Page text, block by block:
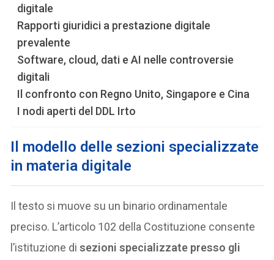
digitale
Rapporti giuridici a prestazione digitale
prevalente
Software, cloud, dati e AI nelle controversie
digitali
Il confronto con Regno Unito, Singapore e Cina
I nodi aperti del DDL Irto
Il modello delle sezioni specializzate
in materia digitale
Il testo si muove su un binario ordinamentale
preciso. L’articolo 102 della Costituzione consente
l’istituzione disezioni specializzate presso gli